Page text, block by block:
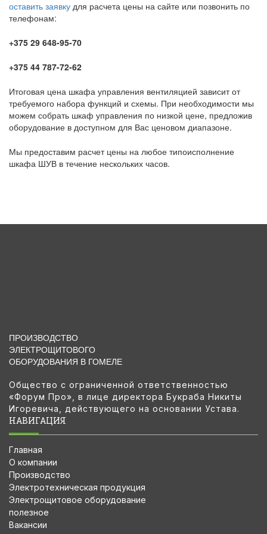
оставить заявку для расчета цены на сайте или позвонить по
телефонам:
+375 29 648-95-70
+375 44 787-72-62
Итоговая цена шкафа управления вентиляцией зависит от
требуемого набора функций и схемы. При необходимости мы
можем собрать шкаф управления по низкой цене, предложив
оборудование в доступном для Вас ценовом диапазоне.
Мы предоставим расчет цены на любое типоисполнение
шкафа ШУВ в течение нескольких часов.
ПРОИЗВОДСТВО
ЭЛЕКТРОЩИТОВОГО
ОБОРУДОВАНИЯ В ГОМЕЛЕ
Общество с ограниченной ответственностью
«Форум Про», в лице директора Букраба Никиты
Игоревича, действующего на основании Устава.
НАВИГАЦИЯ
Главная
О компании
Производство
Электротехническая продукция
Электрощитовое оборудование
полезное
Вакансии